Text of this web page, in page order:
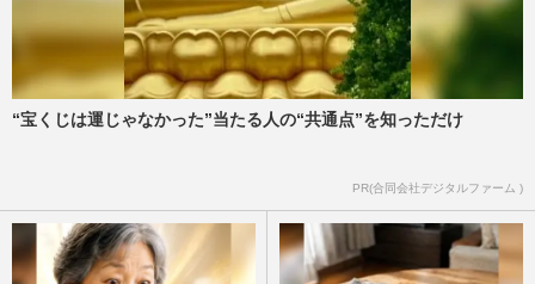
“宝くじは運じゃなかった”当たる人の“共通点”を知っただけ
PR(合同会社デジタルファーム )